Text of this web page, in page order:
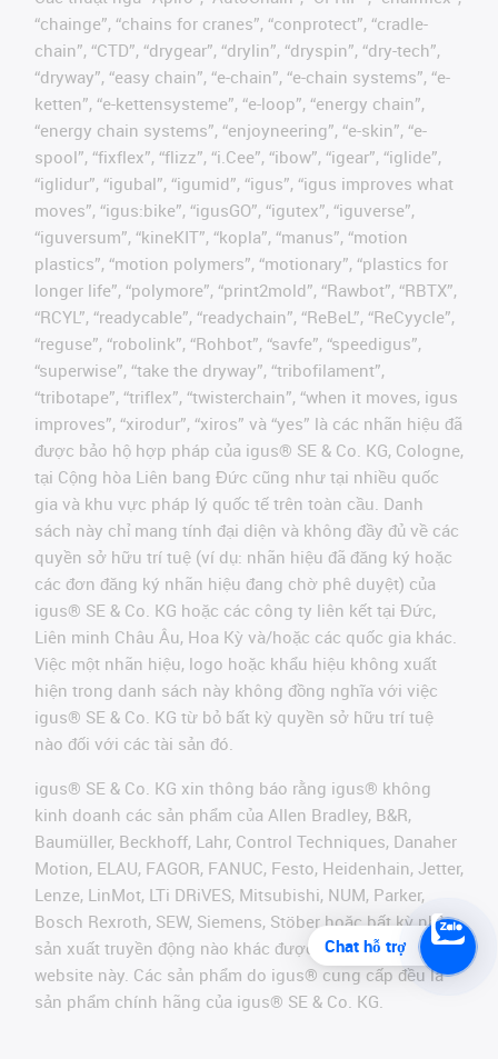
“chainge”, “chains for cranes”, “conprotect”, “cradle-
chain”, “CTD”, “drygear”, “drylin”, “dryspin”, “dry-tech”,
“dryway”, “easy chain”, “e-chain”, “e-chain systems”, “e-
ketten”, “e-kettensysteme”, “e-loop”, “energy chain”,
“energy chain systems”, “enjoyneering”, “e-skin”, “e-
spool”, “fixflex”, “flizz”, “i.Cee”, “ibow”, “igear”, “iglide”,
“iglidur”, “igubal”, “igumid”, “igus”, “igus improves what
moves”, “igus:bike”, “igusGO”, “igutex”, “iguverse”,
“iguversum”, “kineKIT”, “kopla”, “manus”, “motion
plastics”, “motion polymers”, “motionary”, “plastics for
longer life”, “polymore”, “print2mold”, “Rawbot”, “RBTX”,
“RCYL”, “readycable”, “readychain”, “ReBeL”, “ReCyycle”,
“reguse”, “robolink”, “Rohbot”, “savfe”, “speedigus”,
“superwise”, “take the dryway”, “tribofilament”,
“tribotape”, “triflex”, “twisterchain”, “when it moves, igus
improves”, “xirodur”, “xiros” và “yes” là các nhãn hiệu đã
được bảo hộ hợp pháp của igus® SE & Co. KG, Cologne,
tại Cộng hòa Liên bang Đức cũng như tại nhiều quốc
gia và khu vực pháp lý quốc tế trên toàn cầu. Danh
sách này chỉ mang tính đại diện và không đầy đủ về các
quyền sở hữu trí tuệ (ví dụ: nhãn hiệu đã đăng ký hoặc
các đơn đăng ký nhãn hiệu đang chờ phê duyệt) của
igus® SE & Co. KG hoặc các công ty liên kết tại Đức,
Liên minh Châu Âu, Hoa Kỳ và/hoặc các quốc gia khác.
Việc một nhãn hiệu, logo hoặc khẩu hiệu không xuất
hiện trong danh sách này không đồng nghĩa với việc
igus® SE & Co. KG từ bỏ bất kỳ quyền sở hữu trí tuệ
nào đối với các tài sản đó.
igus® SE & Co. KG xin thông báo rằng igus® không
kinh doanh các sản phẩm của Allen Bradley, B&R,
Baumüller, Beckhoff, Lahr, Control Techniques, Danaher
Motion, ELAU, FAGOR, FANUC, Festo, Heidenhain, Jetter,
Lenze, LinMot, LTi DRiVES, Mitsubishi, NUM, Parker,
Bosch Rexroth, SEW, Siemens, Stöber hoặc bất kỳ nhà
sản xuất truyền động nào khác được đề cập trên
website này. Các sản phẩm do igus® cung cấp đều là
sản phẩm chính hãng của igus® SE & Co. KG.
Chat hỗ trợ